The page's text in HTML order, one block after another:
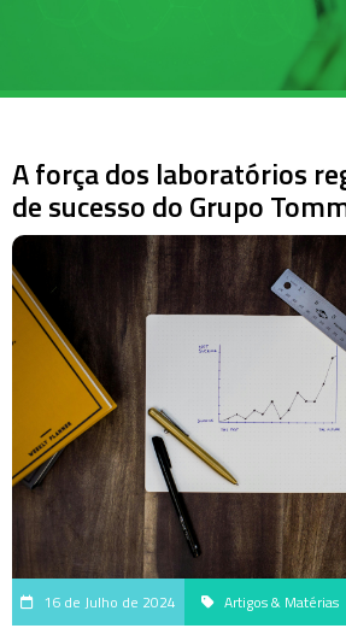
A força dos laboratórios
de sucesso do Grupo
16 de Julho de 2024 Artigos & Matérias